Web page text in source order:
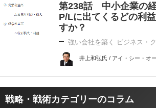
第238話 中小企業の経
P/Lに出てくるどの利
すか？
強い会社を築く ビジネス・
井上和弘氏 / アイ・シー・オ
戦略・戦術カテゴリーのコラム